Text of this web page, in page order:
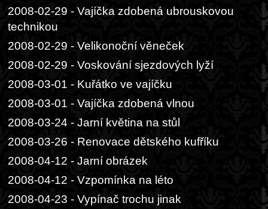
2008-02-29 - Vajíčka zdobená ubrouskovou
technikou
2008-02-29 - Velikonoční věneček
2008-02-29 - Voskování sjezdových lyží
2008-03-01 - Kuřátko ve vajíčku
2008-03-01 - Vajíčka zdobená vlnou
2008-03-24 - Jarní květina na stůl
2008-03-26 - Renovace dětského kufříku
2008-04-12 - Jarní obrázek
2008-04-12 - Vzpomínka na léto
2008-04-23 - Vypínač trochu jinak